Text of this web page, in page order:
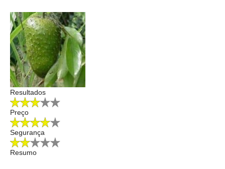
Resultados
Preço
Segurança
Resumo